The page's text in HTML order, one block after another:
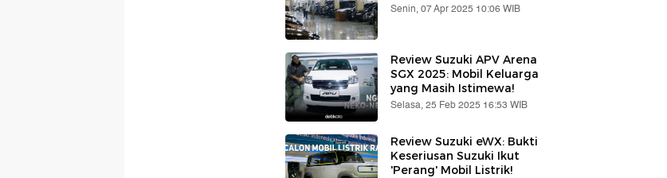
Senin, 07 Apr 2025 10:06 WIB
Review Suzuki APV Arena
SGX 2025: Mobil Keluarga
yang Masih Istimewa!
Selasa, 25 Feb 2025 16:53 WIB
Review Suzuki eWX: Bukti
Keseriusan Suzuki Ikut
'Perang' Mobil Listrik!